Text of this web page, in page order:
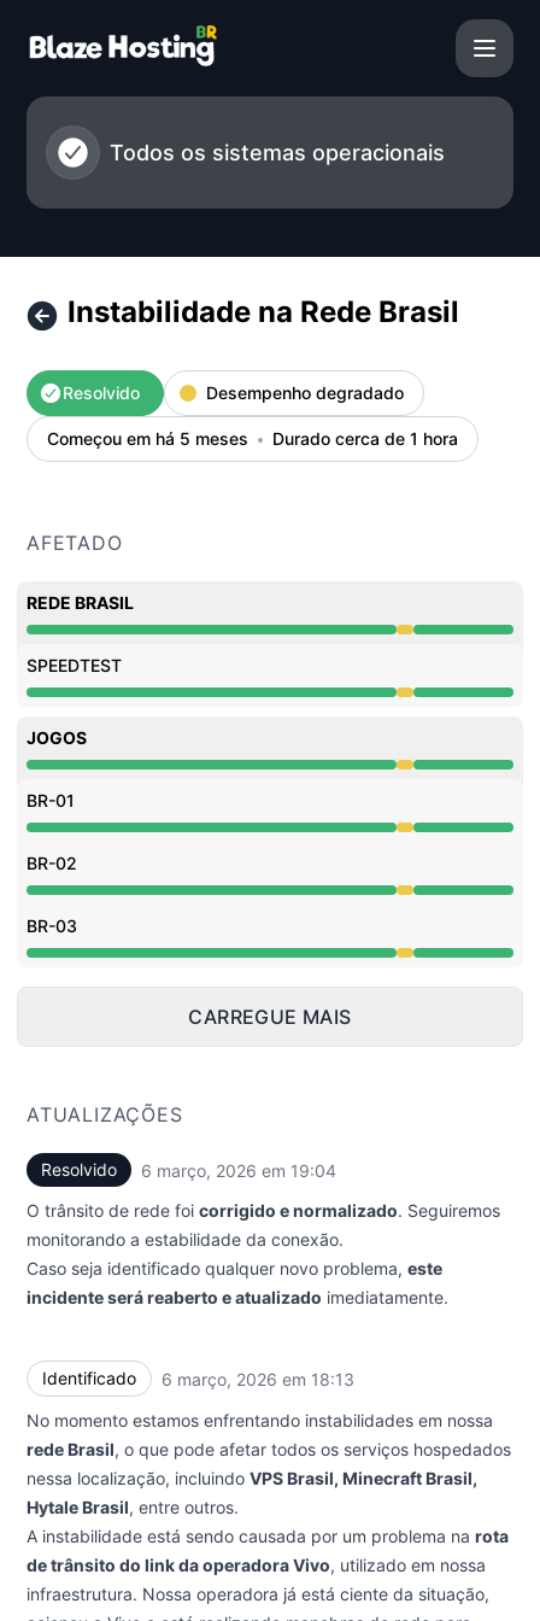
BlazeHosting - Instabilidade na Rede Brasil – Detalhes do
Todos os sistemas operacionais
Instabilidade na Rede Brasil
Resolvido Desempenho degradado
Começou em há 5 meses Durado cerca de 1 hora
AFETADO
REDE BRASIL
Desempenho degradado undefined 6:13 PM para 7:04
SPEEDTEST
Desempenho degradado undefined 6:13 PM para 7:04
JOGOS
Desempenho degradado undefined 6:13 PM para 7:04
BR-01
Desempenho degradado undefined 6:13 PM para 7:04
BR-02
Desempenho degradado undefined 6:13 PM para 7:04
BR-03
Desempenho degradado undefined 6:13 PM para 7:04
CARREGUE MAIS
ATUALIZAÇÕES
Resolvido 6 março, 2026 em 19:04
O trânsito de rede foi corrigido e normalizado. Seguiremos
monitorando a estabilidade da conexão.
Caso seja identificado qualquer novo problema, este
incidente será reaberto e atualizado imediatamente.
Identificado 6 março, 2026 em 18:13
No momento estamos enfrentando instabilidades em nossa
rede Brasil, o que pode afetar todos os serviços hospedados
nessa localização, incluindo VPS Brasil, Minecraft Brasil,
Hytale Brasil, entre outros.
A instabilidade está sendo causada por um problema na rota
de trânsito do link da operadora Vivo, utilizado em nossa
infraestrutura. Nossa operadora já está ciente da situação,